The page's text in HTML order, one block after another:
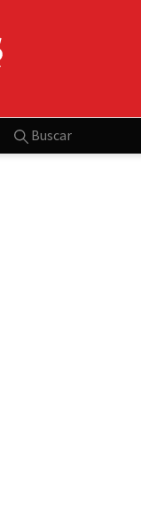
Buscar